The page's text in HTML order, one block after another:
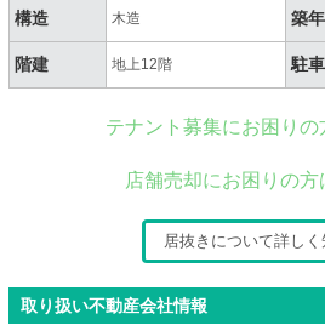
構造 木造 築年
階建 地上12階 駐
テナント募集にお困りの
店舗売却にお困りの方
居抜きについて詳しく
取り扱い不動産会社情報